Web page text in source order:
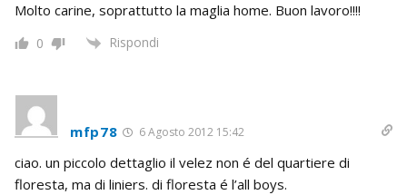
Molto carine, soprattutto la maglia home. Buon lavoro!!!!
0 Rispondi
mfp78 6 Agosto 2012 15:42
ciao. un piccolo dettaglio il velez non é del quartiere di
floresta, ma di liniers. di floresta é l’all boys.